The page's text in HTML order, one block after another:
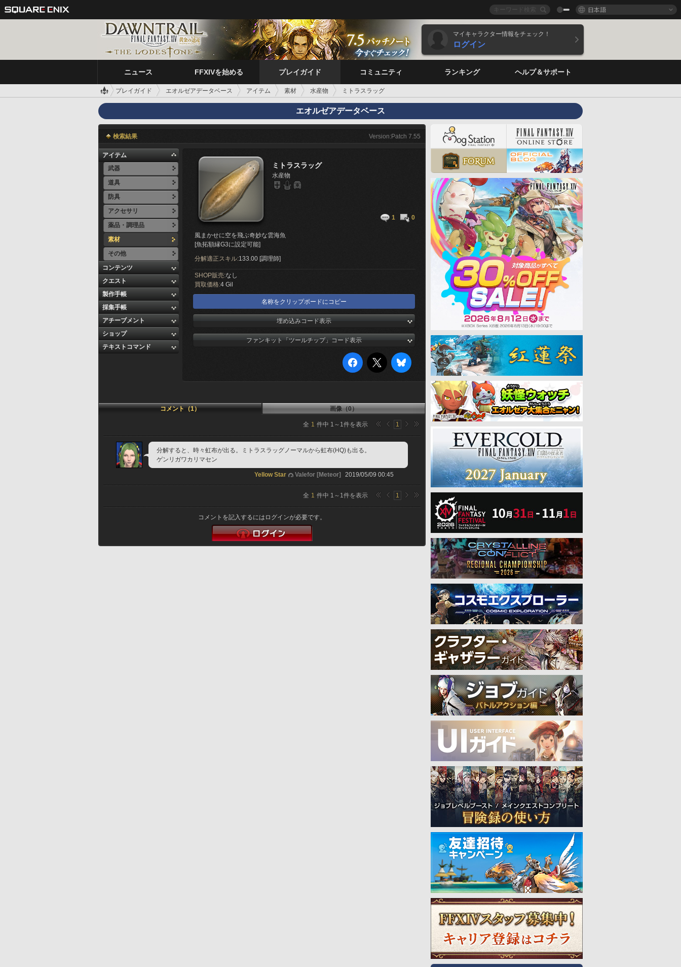
日本語
マイキャラクター情報をチェック！
ログイン
ニュース FFXIVを始める プレイガイド コミュニティ ランキング ヘルプ＆サポート
プレイガイド エオルゼアデータベース アイテム 素材 水産物 ミトラスラッグ
エオルゼアデータベース
検索結果 Version:Patch 7.55
アイテム
武器
道具
防具
アクセサリ
薬品・調理品
素材
その他
コンテンツ
クエスト
製作手帳
採集手帳
アチーブメント
ショップ
テキストコマンド
ミトラスラッグ
水産物
1 0
風まかせに空を飛ぶ奇妙な雲海魚
[魚拓額縁G3に設定可能]
分解適正スキル:133.00 [調理師]
SHOP販売:なし
買取価格:4 Gil
名称をクリップボードにコピー
埋め込みコード表示
ファンキット「ツールチップ」コード表示
コメント（1） 画像（0）
全 1 件中 1 ～ 1件を表示 1
分解すると、時々虹布が出る。ミトラスラッグノーマルから虹布(HQ)も出る。
ゲンリガワカリマセン
Yellow Star Valefor [Meteor] 2019/05/09 00:45
全 1 件中 1 ～ 1件を表示 1
コメントを記入するにはログインが必要です。